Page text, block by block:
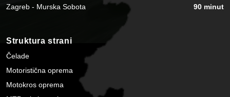
Zagreb - Murska Sobota
90 minut
Struktura strani
Čelade
Motoristična oprema
Motokros oprema